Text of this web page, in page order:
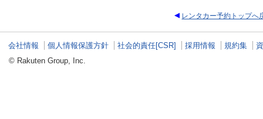
レンタカー予約トップへ
会社情報 個人情報保護方針 社会的責任[CSR] 採用情報 規約集
© Rakuten Group, Inc.